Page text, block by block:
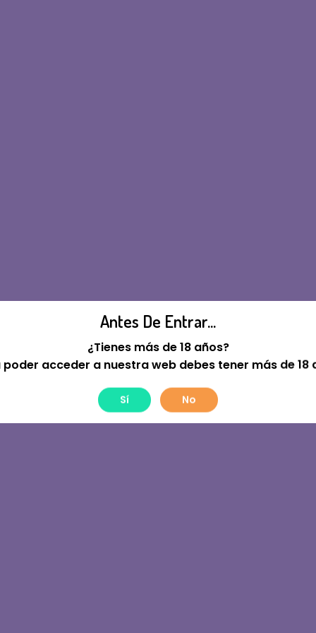
Antes De Entrar...
¿Tienes más de 18 años?
poder acceder a nuestra web debes tener más de 18
Sí No
Estamos